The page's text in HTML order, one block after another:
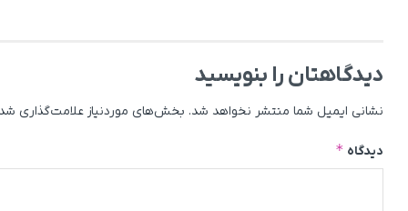
دیدگاهتان را بنویسید
نشانی ایمیل شما منتشر نخواهد شد. بخش‌های موردنیاز علامت‌گذاری
دیدگاه *